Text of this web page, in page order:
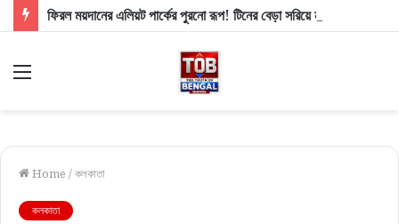
Menu
Home /কলকাতা
কলকাতা